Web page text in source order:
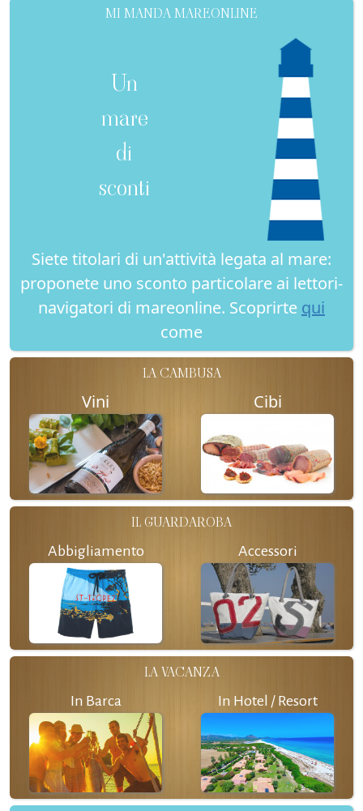
MI MANDA MAREONLINE
Un
mare
di
sconti
Siete titolari di un'attività legata al mare:
proponete uno sconto particolare ai lettori-
navigatori di mareonline. Scoprirte qui
come
LA CAMBUSA
Vini Cibi
IL GUARDAROBA
Abbigliamento Accessori
LA VACANZA
In Barca In Hotel / Resort